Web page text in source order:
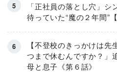
「正社員の落とし穴」シ
待っていた“魔の２年間”【
【不登校のきっかけは先
つまで休むんですか？」
母と息子《第６話》